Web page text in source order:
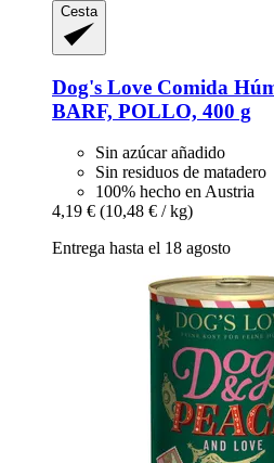
Cesta
Dog's Love Comida
BARF, POLLO, 400 g
Sin azúcar añadido
Sin residuos de matadero
100% hecho en Austria
4,19 € (10,48 € / kg)
Entrega hasta el 18 agosto